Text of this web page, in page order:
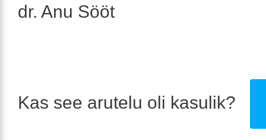
dr. Anu Sööt
Kas see arutelu oli kasulik?